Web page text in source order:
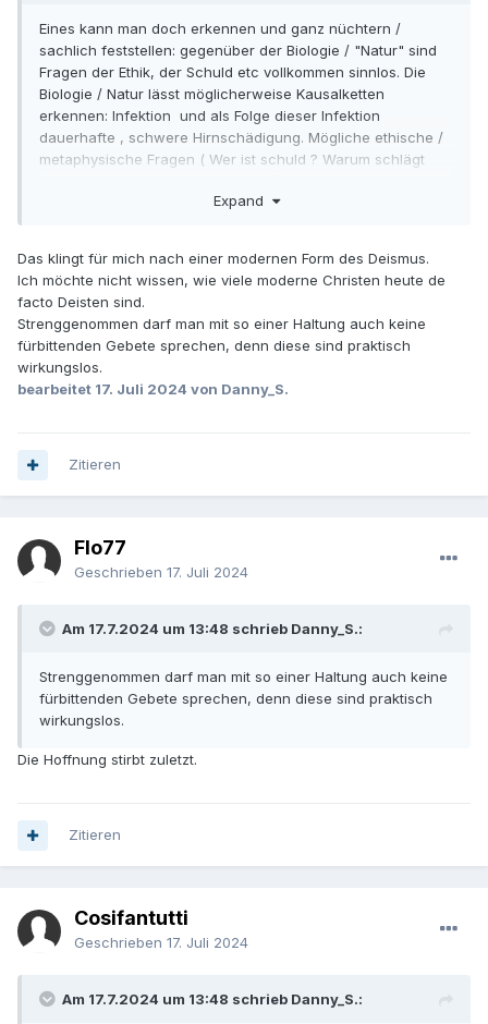
Eines kann man doch erkennen und ganz nüchtern /
sachlich feststellen: gegenüber der Biologie / "Natur" sind
Fragen der Ethik, der Schuld etc vollkommen sinnlos. Die
Biologie / Natur lässt möglicherweise Kausalketten
erkennen: Infektion und als Folge dieser Infektion
dauerhafte , schwere Hirnschädigung. Mögliche ethische /
metaphysische Fragen ( Wer ist schuld ? Warum schlägt
belasten zusätzlich die Angehörigen und das persönliche
Expand
Das klingt für mich nach einer modernen Form des Deismus.
Ich möchte nicht wissen, wie viele moderne Christen heute de
facto Deisten sind.
Strenggenommen darf man mit so einer Haltung auch keine
fürbittenden Gebete sprechen, denn diese sind praktisch
wirkungslos.
bearbeitet 17. Juli 2024 von Danny_S.
Zitieren
Flo77
Geschrieben 17. Juli 2024
Am 17.7.2024 um 13:48 schrieb Danny_S.:
Strenggenommen darf man mit so einer Haltung auch keine
fürbittenden Gebete sprechen, denn diese sind praktisch
wirkungslos.
Die Hoffnung stirbt zuletzt.
Zitieren
Cosifantutti
Geschrieben 17. Juli 2024
Am 17.7.2024 um 13:48 schrieb Danny_S.: